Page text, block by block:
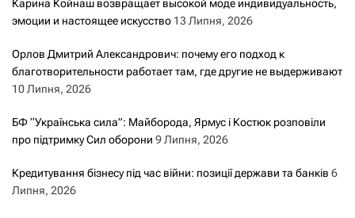
Карина Койнаш возвращает высокой моде индивидуальность,
эмоции и настоящее искусство 13 Липня, 2026
Орлов Дмитрий Александрович: почему его подход к
благотворительности работает там, где другие не выдерживают
10 Липня, 2026
БФ “Українська сила”: Майборода, Ярмус і Костюк розповіли
про підтримку Сил оборони 9 Липня, 2026
Кредитування бізнесу під час війни: позиції держави та банків 6
Липня, 2026